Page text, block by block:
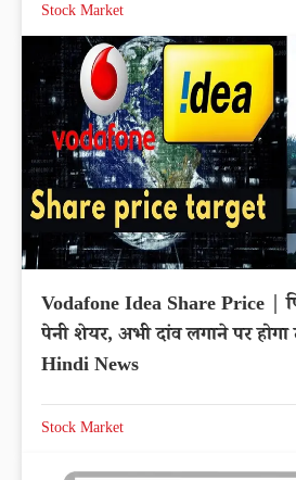
Stock Market
Vodafone Idea Share Price |
पेनी शेयर, अभी दांव लगाने पर
Hindi News
Stock Market